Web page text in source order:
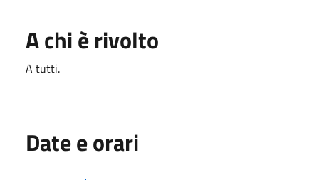
A chi è rivolto
A tutti.
Date e orari